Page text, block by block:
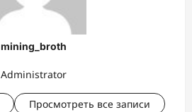
mining_broth
Administrator
Просмотреть все записи